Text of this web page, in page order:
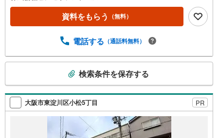
資料をもらう （無料）
電話する （通話料無料）
検
索
条
検索条件を保存する
大阪市東淀川区小松5丁目 PR